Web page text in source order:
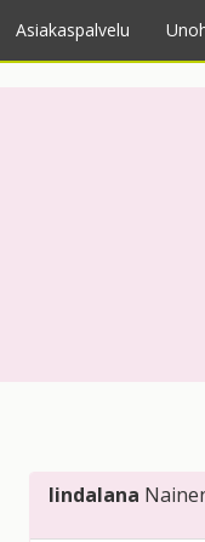
Asiakaspalvelu
lindalana